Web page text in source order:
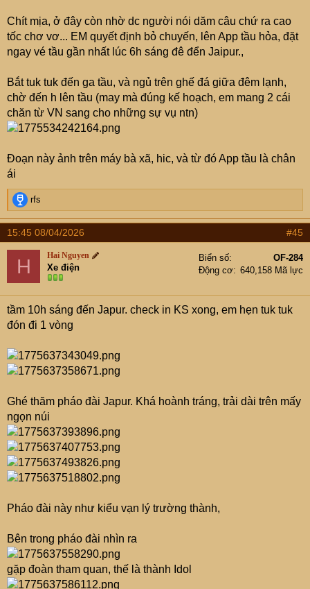
Chít mịa, ở đây còn nhờ dc người nói dăm câu chứ ra cao
tốc chơ vơ... EM quyết định bỏ chuyến, lên App tầu hỏa, đặt
ngay vé tầu gần nhất lúc 6h sáng đê đển Jaipur.,
Bắt tuk tuk đến ga tầu, và ngủ trên ghế đá giữa đêm lạnh,
chờ đến h lên tầu (may mà đúng kế hoạch, em mang 2 cái
chăn từ VN sang cho những sự vụ ntn)
Đoạn này ảnh trên máy bà xã, hic, và từ đó App tầu là chân
ái
R
e
a
c
t
n
s
:
rfs
15:45 08/04/2026 #45
H Hai Nguyen
Xe điện
Biển số
OF-284
Động cơ
640,158 Mã lực
tầm 10h sáng đến Japur. check in KS xong, em hẹn tuk tuk
đón đi 1 vòng
Ghé thăm pháo đài Japur. Khá hoành tráng, trải dài trên mấy
ngọn núi
Pháo đài này như kiểu vạn lý trường thành,
Bên trong pháo đài nhìn ra
gặp đoàn tham quan, thế là thành Idol